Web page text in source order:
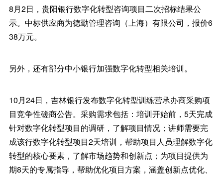
8月2日，贵阳银行数字化转型咨询项目二次招标结果公
示。中标供应商为德勤管理咨询（上海）有限公司，报价6
38万元。
另外，还有部分中小银行加强数字化转型相关培训。
10月24日，吉林银行发布数字化转型训练营承办商采购项
目竞争性磋商公告。采购需求包括：培训开始前，5天完成
针对数字化转型项目的调研，了解项目情况；讲师需要完
成该行数字化转型项目2天培训，帮助项目人员理解数字化
转型的核心要素，了解市场趋势和创新点；为项目提供为
期8天的专属指导，帮助优化项目方案，涵盖创新点优化、